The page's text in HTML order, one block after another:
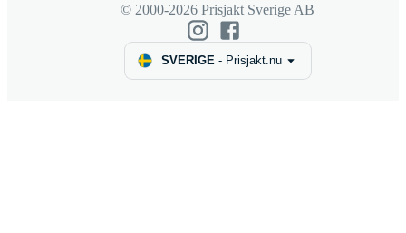
© 2000-2026 Prisjakt Sverige AB
SVERIGE- Prisjakt.nu